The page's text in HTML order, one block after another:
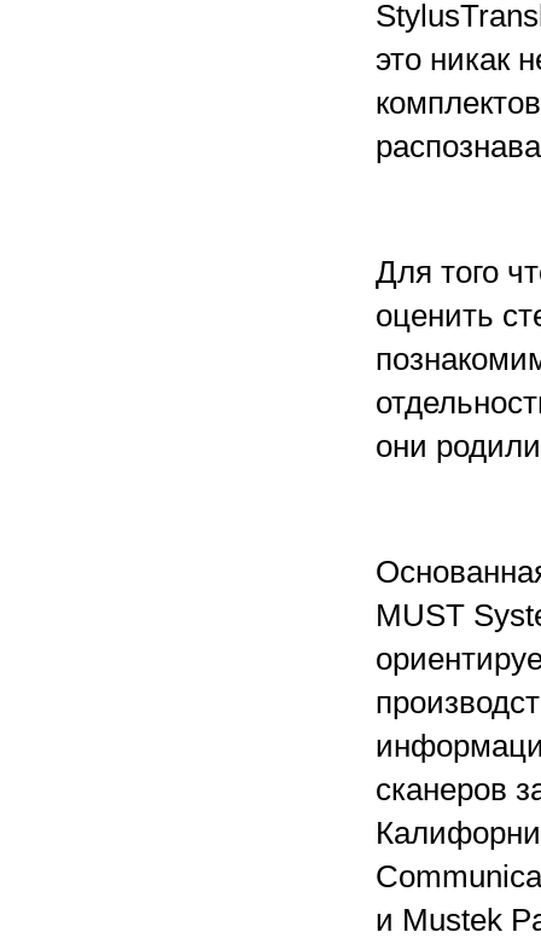
это никак
Для того
оценить
они
MUST
сканеров
и Mustek